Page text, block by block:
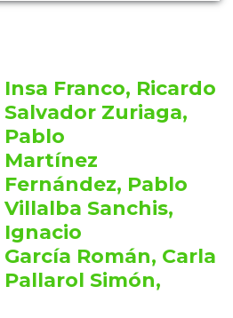
Insa Franco, Ricardo
Salvador Zuriaga,
Pablo
Martínez
Fernández, Pablo
Villalba Sanchis,
Ignacio
García Román, Carla
Pallarol Simón,